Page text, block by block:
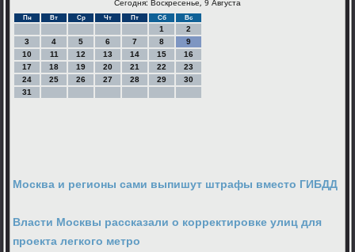
Сегодня: Воскресенье, 9 Августа
Пн Вт Ср Чт Пт Сб Вс
1
2
3
4 5 6 7 8
9
10
11 12 13 14 15
16
17
18 19 20 21 22
23
24
25 26 27 28 29
30
31
Москва и регионы сами выпишут штрафы вместо ГИБДД
Власти Москвы рассказали о корректировке улиц для
проекта легкого метро